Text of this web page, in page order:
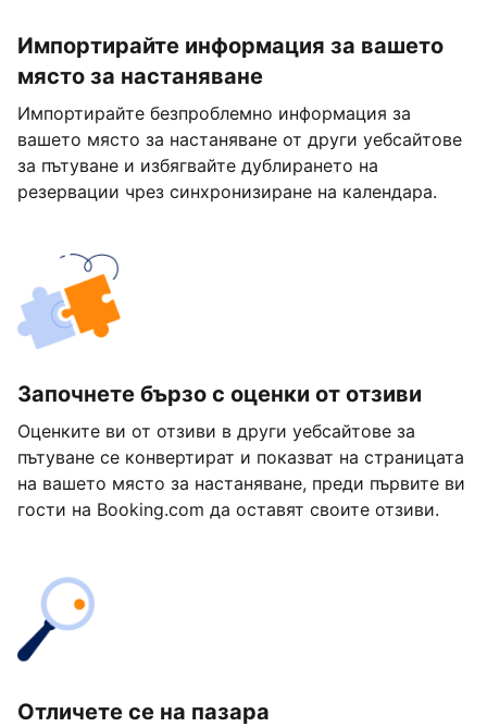
Импортирайте информация за вашето
място за настаняване
Импортирайте безпроблемно информация за
вашето място за настаняване от други уебсайтове
за пътуване и избягвайте дублирането на
резервации чрез синхронизиране на календара.
Започнете бързо с оценки от отзиви
Оценките ви от отзиви в други уебсайтове за
пътуване се конвертират и показват на страницата
на вашето място за настаняване, преди първите ви
гости на Booking.com да оставят своите отзиви.
Отличете се на пазара